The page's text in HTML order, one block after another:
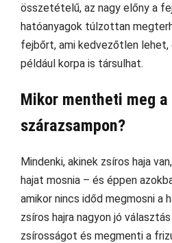
összetételű, az nagy előny a
hatóanyagok túlzottan
fejbőrt, ami kedvezőtlen lehet,
például korpa is társulhat.
Mikor mentheti meg
szárazsampon?
Mindenki, akinek zsíros haja
hajat mosnia – és éppen
amikor nincs időd megmosni a
zsíros hajra nagyon jó
zsírosságot és megmenti a